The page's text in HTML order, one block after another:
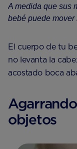
A medida que sus
bebé puede
El cuerpo de tu
no levanta la
acostado boca
objetos